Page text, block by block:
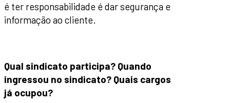
é ter responsabilidade é dar segurança e
informação ao cliente.
Qual sindicato participa? Quando
ingressou no sindicato? Quais cargos
já ocupou?